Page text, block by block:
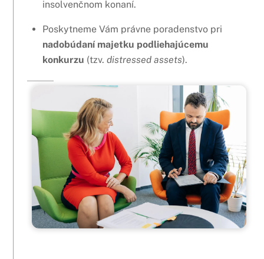
insolvenčnom konaní.
Poskytneme Vám právne poradenstvo pri
nadobúdaní majetku podliehajúcemu
konkurzu (tzv. distressed assets).